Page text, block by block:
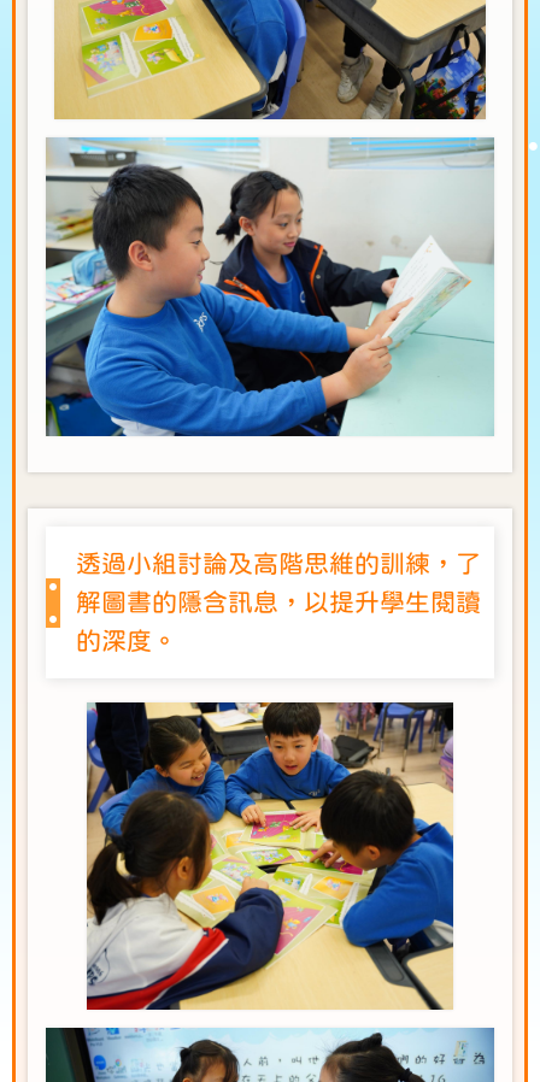
透過小組討論及高階思維的訓練，了
解圖書的隱含訊息，以提升學生閱讀
的深度。